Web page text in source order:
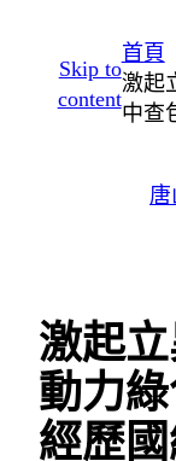
至
主
Skip to
content
首頁
激起
中查
激起
動力
經歷國